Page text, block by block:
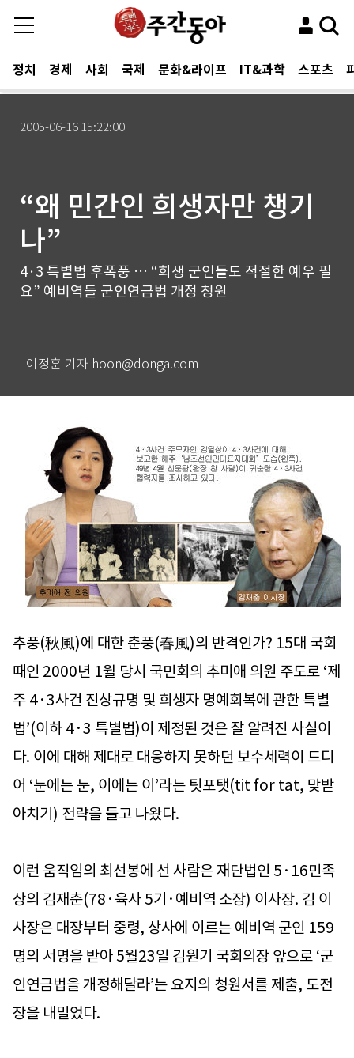
정치 경제 사회 국제 문화&라이프 IT&과학 스포츠
2005-06-16 15:22:00
“왜 민간인 희생자만 챙기
나”
4·3 특별법 후폭풍 … “희생 군인들도 적절한 예우 필
요” 예비역들 군인연금법 개정 청원
이정훈 기자 hoon@donga.com
추풍(秋風)에 대한 춘풍(春風)의 반격인가? 15대 국회
때인 2000년 1월 당시 국민회의 추미애 의원 주도로 ‘제
주 4·3사건 진상규명 및 희생자 명예회복에 관한 특별
법’(이하 4·3 특별법)이 제정된 것은 잘 알려진 사실이
다. 이에 대해 제대로 대응하지 못하던 보수세력이 드디
어 ‘눈에는 눈, 이에는 이’라는 팃포탯(tit for tat, 맞받
아치기) 전략을 들고 나왔다.
이런 움직임의 최선봉에 선 사람은 재단법인 5·16민족
상의 김재춘(78·육사 5기·예비역 소장) 이사장. 김 이
사장은 대장부터 중령, 상사에 이르는 예비역 군인 159
명의 서명을 받아 5월23일 김원기 국회의장 앞으로 ‘군
인연금법을 개정해달라’는 요지의 청원서를 제출, 도전
장을 내밀었다.